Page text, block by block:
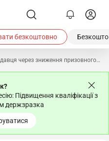
безкоштовно
Алгоритм дій роботодавця через зниження призовного віку з 27 до 25 років
Підвищення кваліфікації з
держзразка